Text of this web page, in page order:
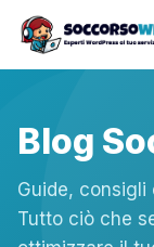
Blog
Guide, consigli
Tutto ciò che